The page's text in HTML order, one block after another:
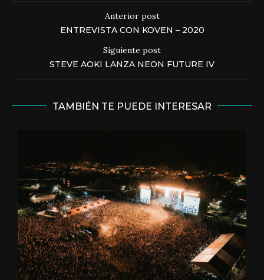
Anterior post
ENTREVISTA CON KOVEN – 2020
Siguiente post
STEVE AOKI LANZA NEON FUTURE IV
TAMBIÉN TE PUEDE INTERESAR